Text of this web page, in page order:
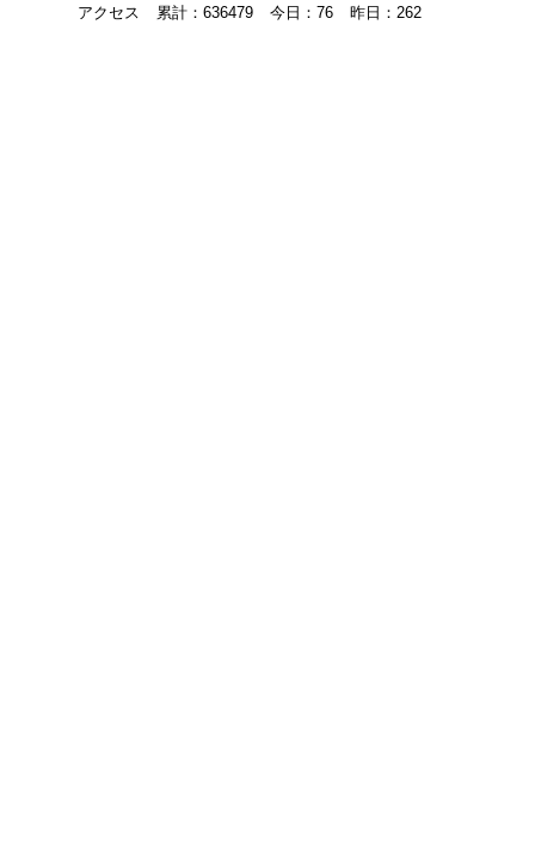
アクセス 累計：636479 今日：76 昨日：262